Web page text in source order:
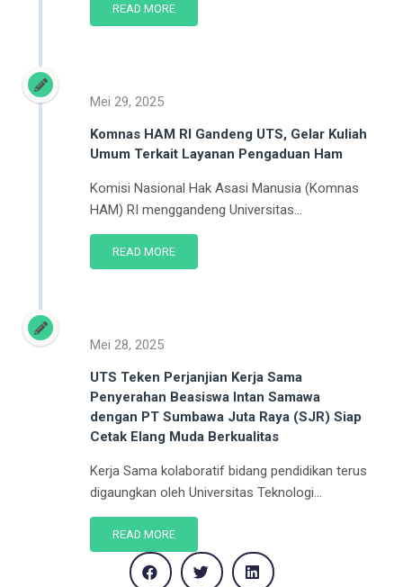
READ MORE
Komnas HAM RI Gandeng UTS, Gelar Kuliah
Umum Terkait Layanan Pengaduan Ham
Komisi Nasional Hak Asasi Manusia (Komnas
HAM) RI menggandeng Universitas...
READ MORE
Mei 29, 2025
UTS Teken Perjanjian Kerja Sama
Penyerahan Beasiswa Intan Samawa
dengan PT Sumbawa Juta Raya (SJR) Siap
Cetak Elang Muda Berkualitas
Kerja Sama kolaboratif bidang pendidikan terus
digaungkan oleh Universitas Teknologi...
READ MORE
Mei 28, 2025